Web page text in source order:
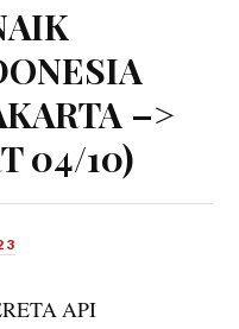
–>
04/10)
API